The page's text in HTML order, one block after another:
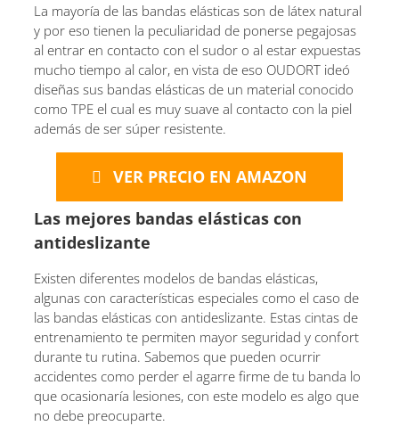
La mayoría de las bandas elásticas son de látex natural
y por eso tienen la peculiaridad de ponerse pegajosas
al entrar en contacto con el sudor o al estar expuestas
mucho tiempo al calor, en vista de eso OUDORT ideó
diseñas sus bandas elásticas de un material conocido
como TPE el cual es muy suave al contacto con la piel
además de ser súper resistente.
VER PRECIO EN AMAZON
Las mejores bandas elásticas con
antideslizante
Existen diferentes modelos de bandas elásticas,
algunas con características especiales como el caso de
las bandas elásticas con antideslizante. Estas cintas de
entrenamiento te permiten mayor seguridad y confort
durante tu rutina. Sabemos que pueden ocurrir
accidentes como perder el agarre firme de tu banda lo
que ocasionaría lesiones, con este modelo es algo que
no debe preocuparte.